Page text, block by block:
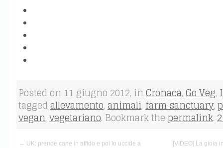
Posted on 11 giugno 2012, inCronaca,Go Veg,
taggedallevamento,animali,farm sanctuary,
vegan,vegetariano. Bookmark thepermalink.
← UK: prende cane in affido e poi lo uccide a
[VIDEO] La gioia